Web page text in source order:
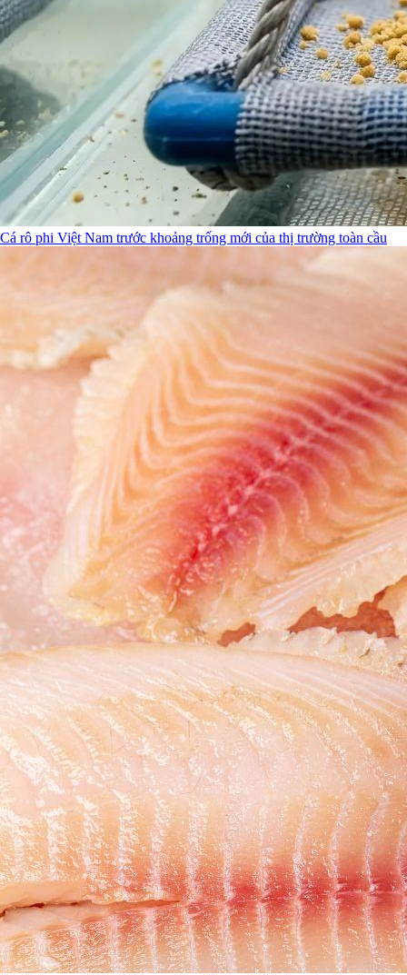
Cá rô phi Việt Nam trước khoảng trống mới của thị trường toàn cầu